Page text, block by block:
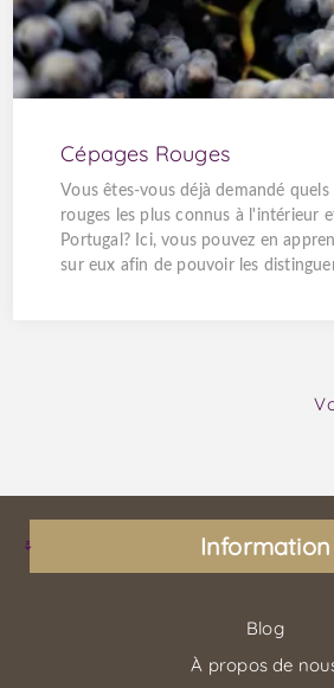
Cépages Rouges
Vous êtes-vous déjà demandé quels
rouges les plus connus à l'intérieur
Portugal? Ici, vous pouvez en
sur eux afin de pouvoir les
Information
Blog
À propos de